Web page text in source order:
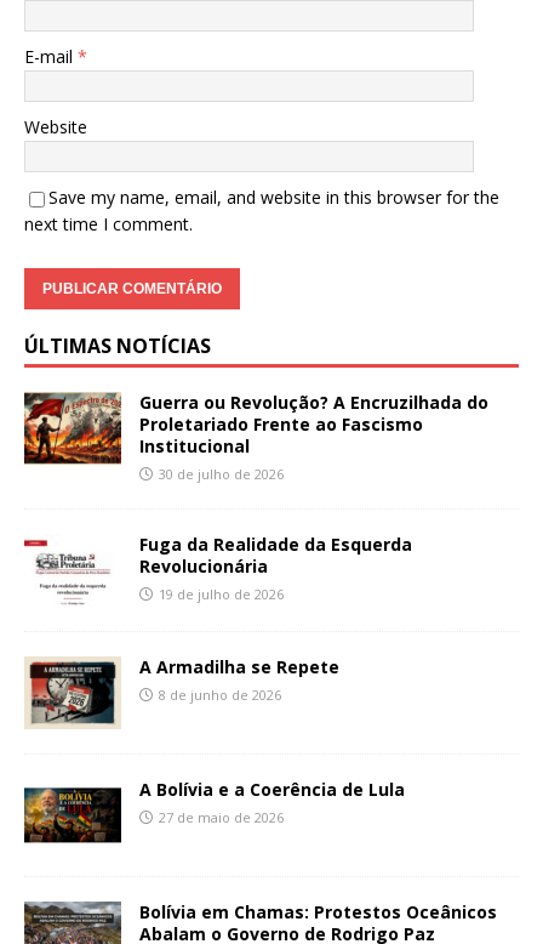
E-mail *
Website
Save my name, email, and website in this browser for the
next time I comment.
ÚLTIMAS NOTÍCIAS
Guerra ou Revolução? A Encruzilhada do
Proletariado Frente ao Fascismo
Institucional
30 de julho de 2026
Fuga da Realidade da Esquerda
Revolucionária
19 de julho de 2026
A Armadilha se Repete
8 de junho de 2026
A Bolívia e a Coerência de Lula
27 de maio de 2026
Bolívia em Chamas: Protestos Oceânicos
Abalam o Governo de Rodrigo Paz